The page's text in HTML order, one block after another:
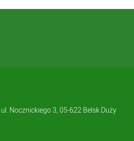
ul. Nocznickiego 3, 05-622 Belsk Duży